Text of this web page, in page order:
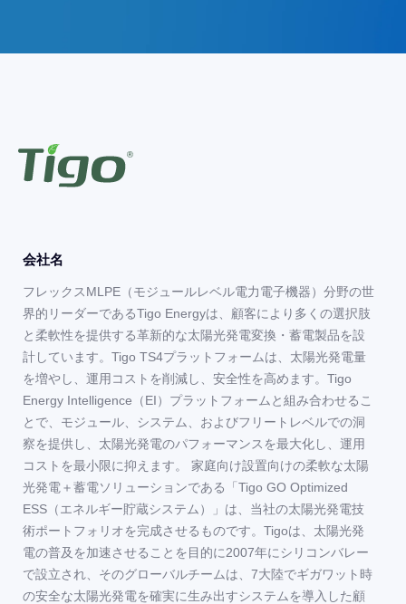
会社名
フレックスMLPE（モジュールレベル電力電子機器）分野の世
界的リーダーであるTigo Energyは、顧客により多くの選択肢
と柔軟性を提供する革新的な太陽光発電変換・蓄電製品を設
計しています。Tigo TS4プラットフォームは、太陽光発電量
を増やし、運用コストを削減し、安全性を高めます。Tigo
Energy Intelligence（EI）プラットフォームと組み合わせるこ
とで、モジュール、システム、およびフリートレベルでの洞
察を提供し、太陽光発電のパフォーマンスを最大化し、運用
コストを最小限に抑えます。 家庭向け設置向けの柔軟な太陽
光発電＋蓄電ソリューションである「Tigo GO Optimized
ESS（エネルギー貯蔵システム）」は、当社の太陽光発電技
術ポートフォリオを完成させるものです。Tigoは、太陽光発
電の普及を加速させることを目的に2007年にシリコンバレー
で設立され、そのグローバルチームは、7大陸でギガワット時
の安全な太陽光発電を確実に生み出すシステムを導入した顧